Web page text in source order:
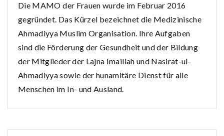
Die MAMO der Frauen wurde im Februar 2016
gegründet. Das Kürzel bezeichnet die Medizinische
Ahmadiyya Muslim Organisation. Ihre Aufgaben
sind die Förderung der Gesundheit und der Bildung
der Mitglieder der Lajna Imaillah und Nasirat-ul-
Ahmadiyya sowie der hunamitäre Dienst für alle
Menschen im In- und Ausland.